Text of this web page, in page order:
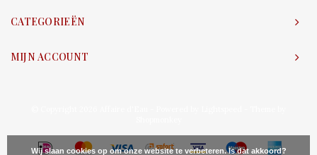
CATEGORIEËN
MIJN ACCOUNT
Wij slaan cookies op om onze website te verbeteren. Is dat akkoord?